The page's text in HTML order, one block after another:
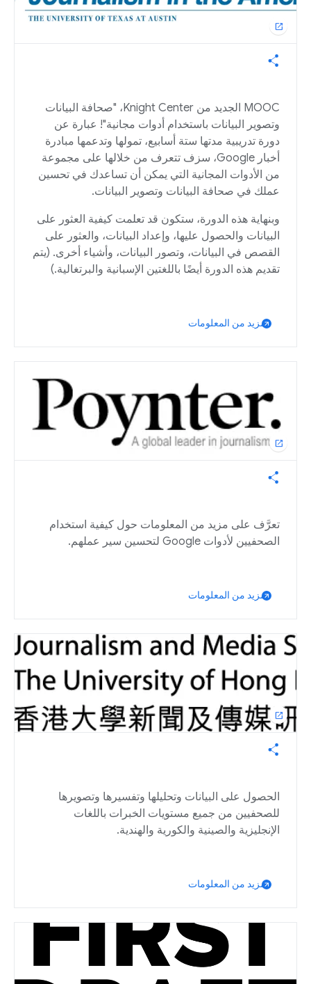
open_in_new
MOOC الجديد من Knight Center، "صحافة البيانات
وتصوير البيانات باستخدام أدوات مجانية"! عبارة عن
دورة تدريبية مدتها ستة أسابيع، تمولها وتدعمها مبادرة
أخبار Google، سزف تتعرف من خلالها على مجموعة
من الأدوات المجانية التي يمكن أن تساعدك في تحسين
عملك في صحافة البيانات وتصوير البيانات.
وبنهاية هذه الدورة، ستكون قد تعلمت كيفية العثور على
البيانات والحصول عليها، وإعداد البيانات، والعثور على
القصص في البيانات، وتصور البيانات، وأشياء أخرى. (يتم
تقديم هذه الدورة أيضًا باللغتين الإسبانية والبرتغالية.)
مزيد من المعلومات
open_in_new
تعرَّف على مزيد من المعلومات حول كيفية استخدام
الصحفيين لأدوات Google لتحسين سير عملهم.
مزيد من المعلومات
open_in_new
الحصول على البيانات وتحليلها وتفسيرها وتصويرها
للصحفيين من جميع مستويات الخبرات باللغات
الإنجليزية والصينية والكورية والهندية.
مزيد من المعلومات